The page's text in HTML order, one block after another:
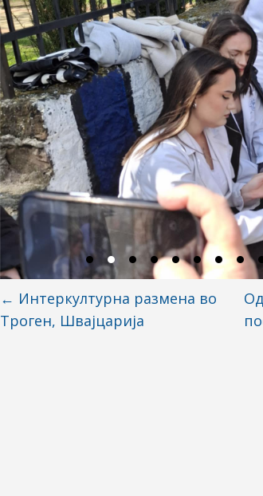
← Интеркултурна размена во
Троген, Швајцарија